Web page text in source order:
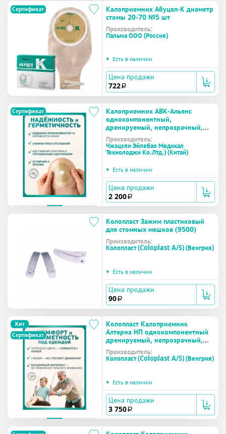
Сертификат
Калоприемник Абуцел-К диаметр
стомы 20-70 №5 шт
Производитель:
Пальма ООО (Россия)
• Есть в наличии
Цена продажи
722 a
Сертификат
Калоприемник АВК-Альянс
однокомпонентный,
дренируемый, непрозрачный,
вырезаемое отверстие 10-70 мм
№20 (50214)
Производитель:
Чжэцзян Эйлебао Медикал
Текнолоджи Ко.Лтд.) (Китай)
• Есть в наличии
Цена продажи
2 200 a
Колопласт Зажим пластиковый
для стомных мешков (9500)
Производитель:
Колопласт (Coloplast A/S) (Венгрия)
• Есть в наличии
Цена продажи
90 a
Хит
Сертификат
Колопласт Калоприемник
Алтерна НП однокомпонентный
дренируемый, непрозрачный,
вырезаемое отверстие 10-70 мм
№30 (17450)
Производитель:
Колопласт (Coloplast A/S) (Венгрия)
• Есть в наличии
Цена продажи
3 750 a